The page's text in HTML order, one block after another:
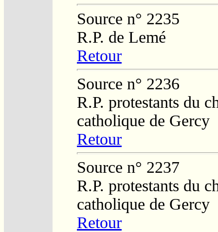
Source n° 2235
R.P. de Lemé
Retour
Source n° 2236
R.P. protestants du
catholique de Gercy
Retour
Source n° 2237
R.P. protestants du
catholique de Gercy
Retour